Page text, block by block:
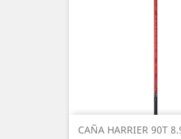
CAÑA HARRIER 90T